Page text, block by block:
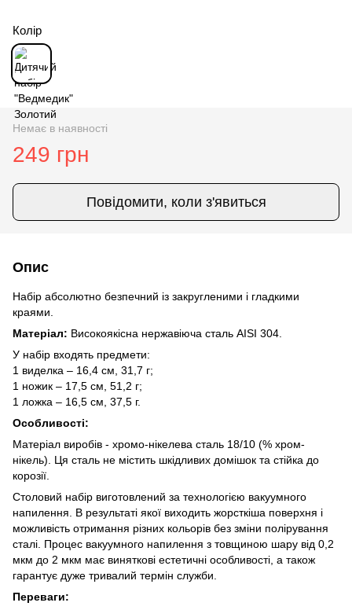
Колір
Немає в наявності
249 грн
Повідомити, коли з'явиться
Опис
Набір абсолютно безпечний із закругленими і гладкими
краями.
Матеріал: Високоякісна нержавіюча сталь AISI 304.
У набір входять предмети:
1 виделка – 16,4 см, 31,7 г;
1 ножик – 17,5 см, 51,2 г;
1 ложка – 16,5 см, 37,5 г.
Особливості:
Матеріал виробів - хромо-нікелева сталь 18/10 (% хром-
нікель). Ця сталь не містить шкідливих домішок та стійка до
корозії.
Столовий набір виготовлений за технологією вакуумного
напилення. В результаті якої виходить жорсткіша поверхня і
можливість отримання різних кольорів без зміни полірування
сталі. Процес вакуумного напилення з товщиною шару від 0,2
мкм до 2 мкм має виняткові естетичні особливості, а також
гарантує дуже тривалий термін служби.
Переваги: